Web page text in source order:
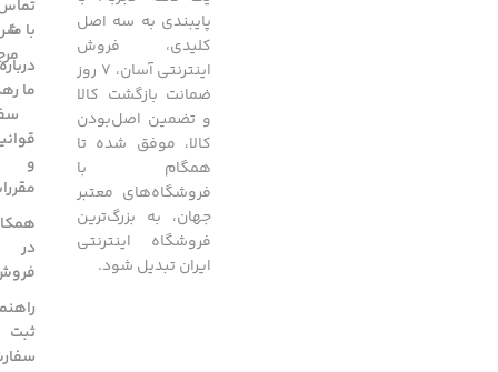
پایبندی به سه اصل
کلیدی، فروش
اینترنتی آسان، 7 روز
ضمانت بازگشت کالا
و تضمین اصل‌بودن
کالا، موفق شده تا
همگام با
فروشگاه‌های معتبر
جهان، به بزرگ‌ترین
فروشگاه اینترنتی
ایران تبدیل شود.
با ما
درباره
ما
و
در
ثبت